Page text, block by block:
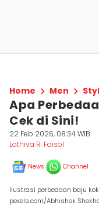
Home Men
Apa
Cek di Sini!
22 Feb 2026, 08:34 WIB
Lathiva R. Faisol
News Channel
ilustrasi perbedaan baju
pexels.com/Abhishek